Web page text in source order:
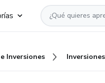
Inversiones Inversiones